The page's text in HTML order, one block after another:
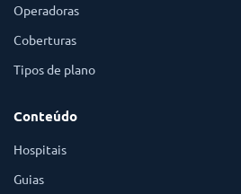
Operadoras
Coberturas
Tipos de plano
Conteúdo
Hospitais
Guias